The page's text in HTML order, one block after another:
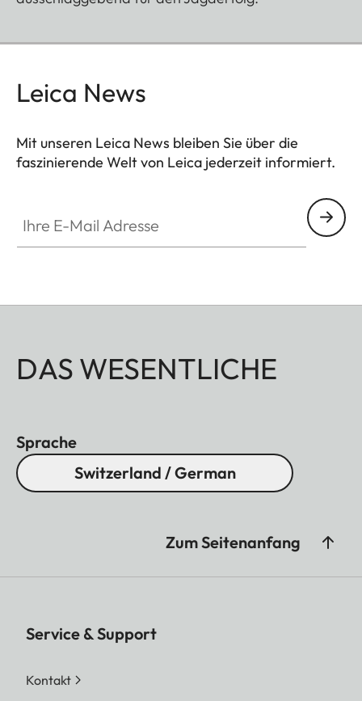
Leica News
Mit unseren Leica News bleiben Sie über die
faszinierende Welt von Leica jederzeit informiert.
DAS WESENTLICHE
Sprache
Switzerland / German
Zum Seitenanfang
Service & Support
Kontakt